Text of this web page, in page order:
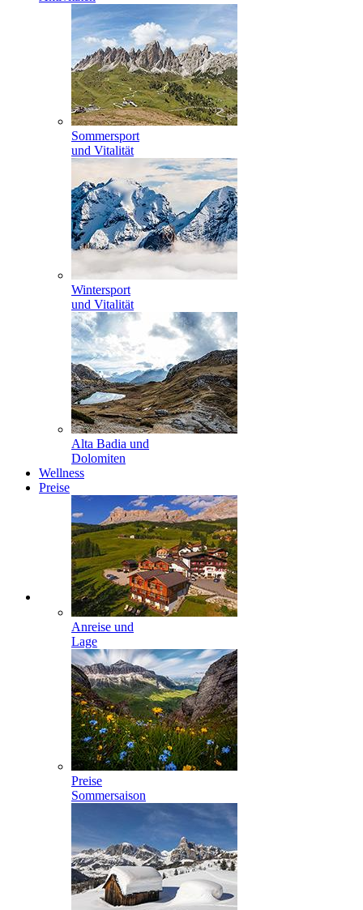
Sommersport
und Vitalität
Wintersport
und Vitalität
Alta Badia und
Dolomiten
Wellness
Preise
Anreise und
Lage
Preise
Sommersaison